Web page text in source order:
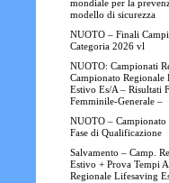
mondiale per la
modello di sicurezza
NUOTO – Finali
Categoria 2026 vl
NUOTO: Campionati
Campionato Regionale
Estivo Es/A – Risultati
Femminile-Generale –
NUOTO – Campionato
Fase di Qualificazione
Salvamento – Camp.
Estivo + Prova Tempi
Regionale Lifesaving